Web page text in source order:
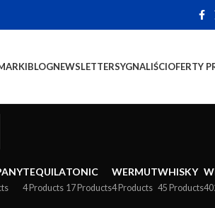
BLOGNEWSLETTERSYGNALIŚCIOFERTY
TEQUILA
4 Products
TONIC
17 Products
WERMUT
4 Products
WHISKY
45 Products